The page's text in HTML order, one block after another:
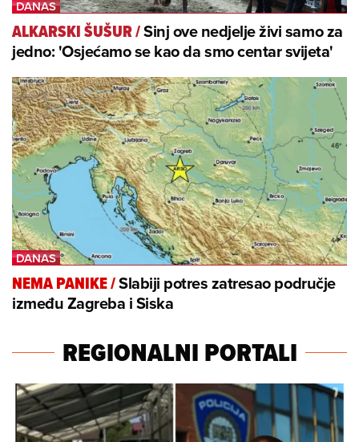
ALKARSKI ŠUŠUR/Sinj ove nedjelje živi samo za
jedno: 'Osjećamo se kao da smo centar svijeta'
NEMA PANIKE/Slabiji potres zatresao područje
između Zagreba i Siska
REGIONALNI PORTALI